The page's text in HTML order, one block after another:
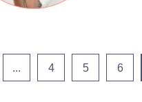
... 4 5 6